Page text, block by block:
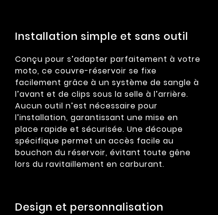
Installation simple et sans outil
Conçu pour s’adapter parfaitement à votre
moto, ce couvre-réservoir se fixe
facilement grâce à un système de sangle à
l’avant et de clips sous la selle à l’arrière.
Aucun outil n’est nécessaire pour
l’installation, garantissant une mise en
place rapide et sécurisée. Une découpe
spécifique permet un accès facile au
bouchon du réservoir, évitant toute gêne
lors du ravitaillement en carburant.
Design et personnalisation